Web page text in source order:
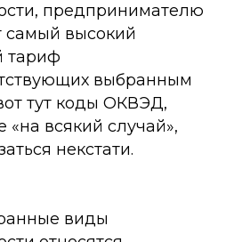
предпринимателю
самый высокий
тариф
выбранным
тут коды ОКВЭД,
«на всякий случай»,
некстати.
виды